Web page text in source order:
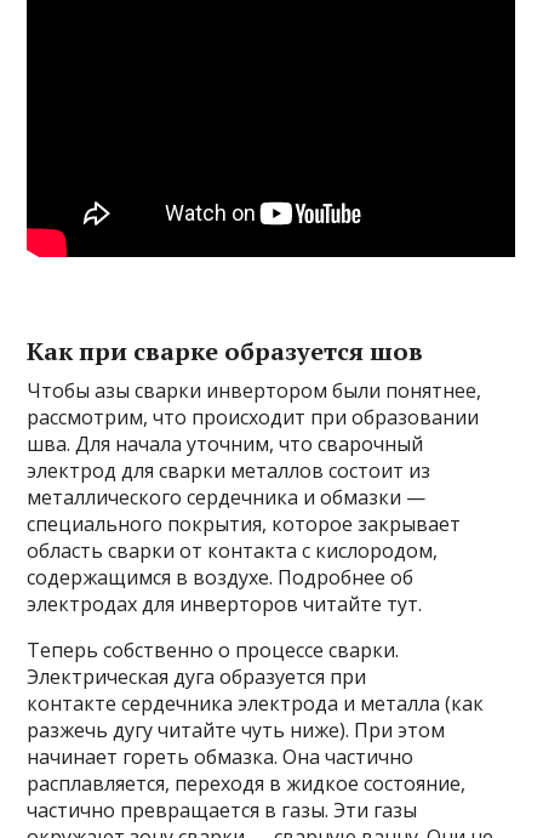
Как при сварке образуется шов
Чтобы азы сварки инвертором были понятнее,
рассмотрим, что происходит при образовании
шва. Для начала уточним, что сварочный
электрод для сварки металлов состоит из
металлического сердечника и обмазки —
специального покрытия, которое закрывает
область сварки от контакта с кислородом,
содержащимся в воздухе. Подробнее об
электродах для инверторов читайте тут.
Теперь собственно о процессе сварки.
Электрическая дуга образуется при
контакте сердечника электрода и металла (как
разжечь дугу читайте чуть ниже). При этом
начинает гореть обмазка. Она частично
расплавляется, переходя в жидкое состояние,
частично превращается в газы. Эти газы